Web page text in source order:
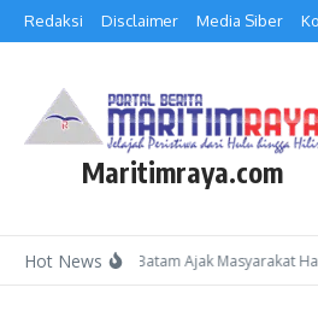
Lewati ke konten
Redaksi Disclaimer Media Siber
Maritimraya.com
Hot News
Kepala Kemenag Batam Ajak Masyarakat